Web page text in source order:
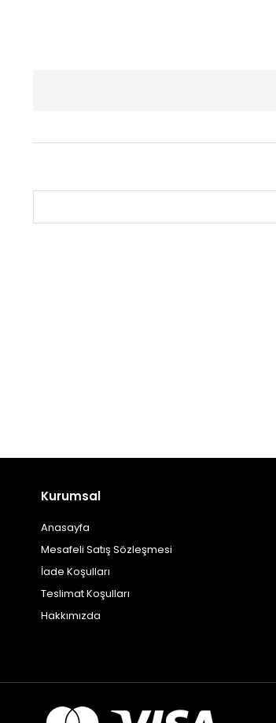
Kurumsal
Anasayfa
Mesafeli Satış Sözleşmesi
İade Koşulları
Teslimat Koşulları
Hakkımızda